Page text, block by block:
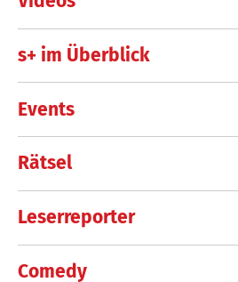
s+ im Überblick
Events
Rätsel
Leserreporter
Comedy